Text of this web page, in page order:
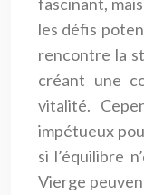
les défis
rencontre la
créant une
vitalité.
impétueux
si l’équilibre
Vierge